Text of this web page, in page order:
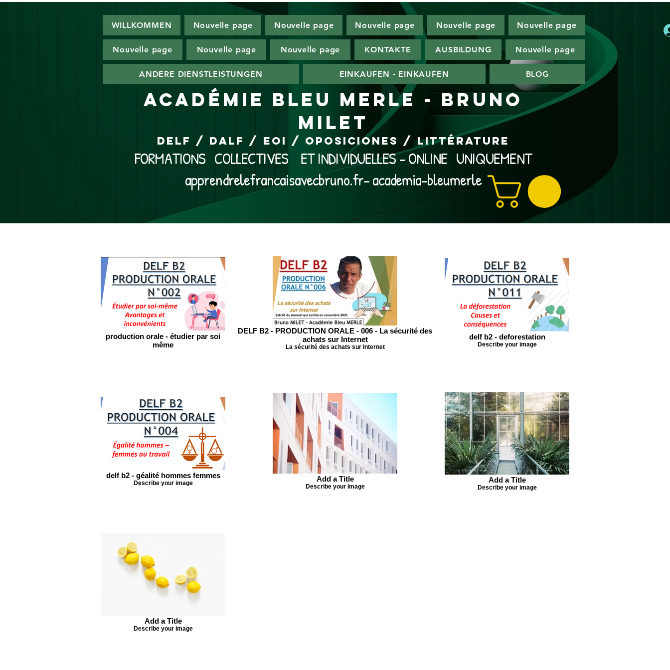
WILLKOMMEN Nouvelle page Nouvelle page Nouvelle page Nouvelle page Nouvelle page
Nouvelle page Nouvelle page Nouvelle page KONTAKTE AUSBILDUNG Nouvelle page
ANDERE DIENSTLEISTUNGEN EINKAUFEN - EINKAUFEN BLOG
ACADÉMIE BLEU MERLE - Bruno
MILET
DELF / DALF / EOI / Oposiciones / Littérature
FORMATIONS COLLECTIVES ET INDIVIDUELLES - ONLINE UNIQUEMENT
apprendrelefrancaisavecbruno.fr- academia-bleumerle
production orale - étudier par soi
même
DELF B2 - PRODUCTION ORALE - 006 - La sécurité des
achats sur Internet
La sécurité des achats sur Internet
delf b2 - deforestation
Describe your image
delf b2 - géalité hommes femmes
Describe your image Add a Title
Describe your image
Add a Title
Describe your image
Add a Title
Describe your image